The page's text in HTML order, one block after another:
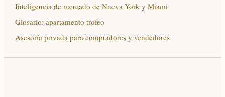
Inteligencia de mercado de Nueva York y Miami
Glosario: apartamento trofeo
Asesoría privada para compradores y vendedores